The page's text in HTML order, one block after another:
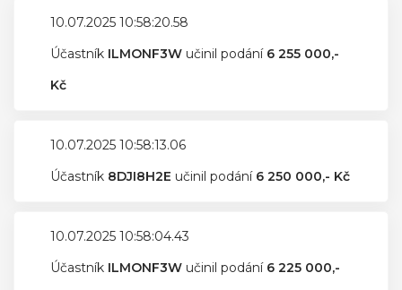
10.07.2025 10:58:20.58
Účastník ILMONF3W učinil podání 6 255 000,-
Kč
10.07.2025 10:58:13.06
Účastník 8DJI8H2E učinil podání 6 250 000,- Kč
10.07.2025 10:58:04.43
Účastník ILMONF3W učinil podání 6 225 000,-